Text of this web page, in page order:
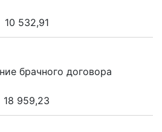
10 532,91
брачного договора
18 959,23